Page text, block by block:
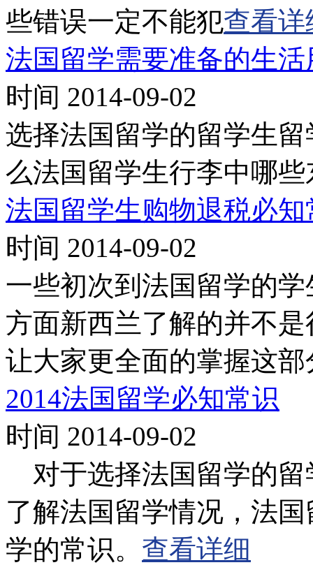
些错误一定不能犯查看详
法国留学需要准备的生
时间 2014-09-02
选择法国留学的留学生
么法国留学生行李中哪
法国留学生购物退税必知
时间 2014-09-02
一些初次到法国留学的
方面新西兰了解的并不
让大家更全面的掌握这部
2014法国留学必知常识
时间 2014-09-02
对于选择法国留学的留
了解法国留学情况，法
学的常识。 查看详细